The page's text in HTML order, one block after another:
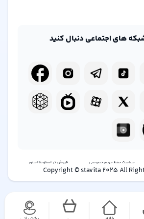
های اجتماعی دنبال کنید
سیاست حفظ حریم خصوصی فروش در استاویتا استور
Copyright © stavita 2025 All